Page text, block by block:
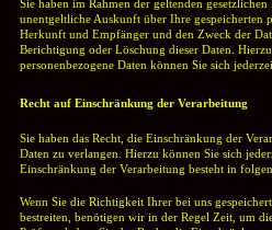
Sie haben im Rahmen der geltenden
unentgeltliche Auskunft über Ihre gespeicherten
Herkunft und Empfänger und den Zweck der
Berichtigung oder Löschung dieser Daten.
personenbezogene Daten können Sie sich
Recht auf Einschränkung der Verarbeitung
Sie haben das Recht, die Einschränkung der
Daten zu verlangen. Hierzu können Sie sich
Einschränkung der Verarbeitung besteht in
Wenn Sie die Richtigkeit Ihrer bei uns
bestreiten, benötigen wir in der Regel Zeit, um